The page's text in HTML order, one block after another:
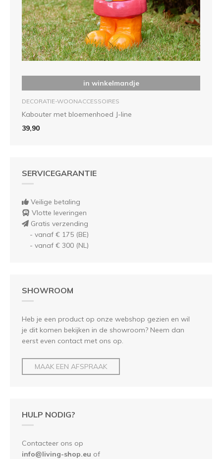
in winkelmandje
DECORATIE-WOONACCESSOIRES
Kabouter met bloemenhoed J-line
39,90
SERVICEGARANTIE
Veilige betaling
Vlotte leveringen
Gratis verzending
- vanaf € 175 (BE)
- vanaf € 300 (NL)
SHOWROOM
Heb je een product op onze webshop gezien en wil
je dit komen bekijken in de showroom? Neem dan
eerst even contact met ons op.
MAAK EEN AFSPRAAK
HULP NODIG?
Contacteer ons op
info@living-shop.eu of